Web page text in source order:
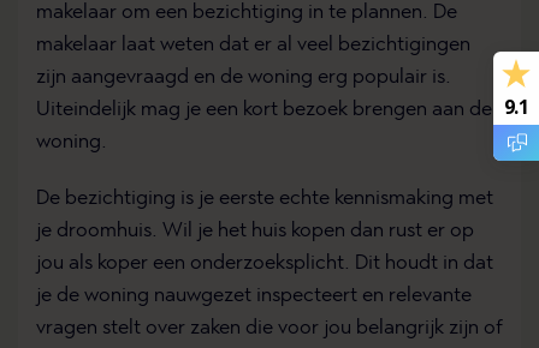
makelaar om een bezichtiging in te plannen. De
makelaar laat weten dat er al veel bezichtigingen
zijn aangevraagd en de woning erg populair is.
Uiteindelijk mag je een kort bezoek brengen aan de
woning.
De bezichtiging is je eerste echte kennismaking met
je droomhuis. Wil je het huis kopen dan rust er op
jou als koper een onderzoeksplicht. Dit houdt in dat
je de woning nauwgezet inspecteert en relevante
vragen stelt over zaken die voor jou belangrijk zijn of
9.1